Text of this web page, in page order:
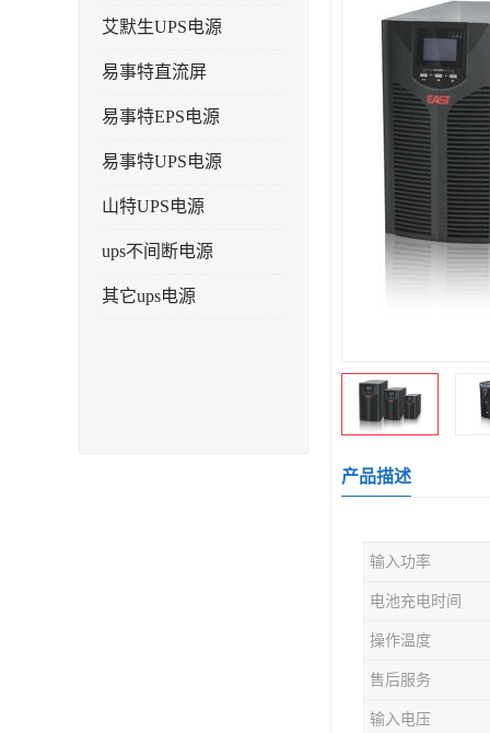
艾默生UPS电源
易事特直流屏
易事特EPS电源
易事特UPS电源
山特UPS电源
ups不间断电源
其它ups电源
产品描述
输入功率
电池充电时间
操作温度
售后服务
输入电压